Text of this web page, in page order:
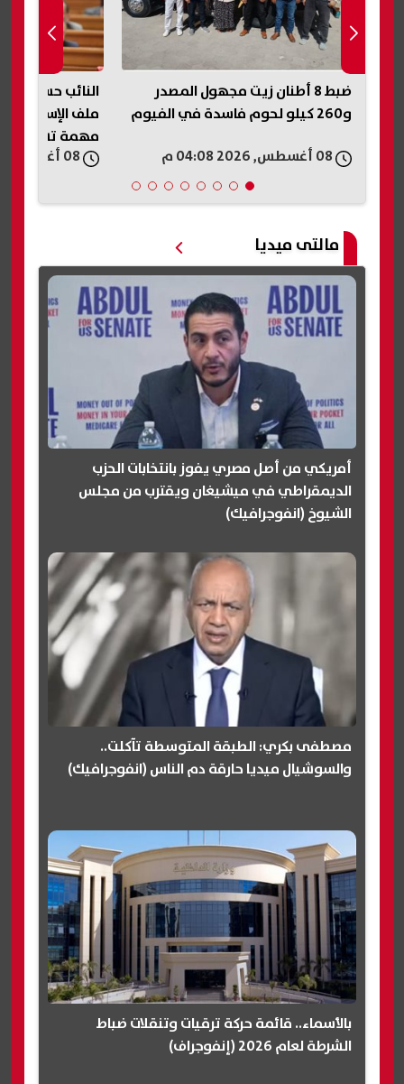
ضبط 8 أطنان زيت مجهول المصدر
و260 كيلو لحوم فاسدة في الفيوم
النائب حسن
ملف الإسكان
مهمة تشمل
مالتى ميديا
أمريكي من أصل مصري يفوز بانتخابات الحزب
الديمقراطي في ميشيغان ويقترب من مجلس
الشيوخ (انفوجرافيك)
مصطفى بكري: الطبقة المتوسطة تآكلت..
والسوشيال ميديا حارقة دم الناس (انفوجرافيك)
بالأسماء.. قائمة حركة ترقيات وتنقلات ضباط
الشرطة لعام 2026 (إنفوجراف)